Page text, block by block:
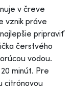
v čreve
vznik práve
pripraviť
čerstvého
vodou.
minút. Pre
citrónovou